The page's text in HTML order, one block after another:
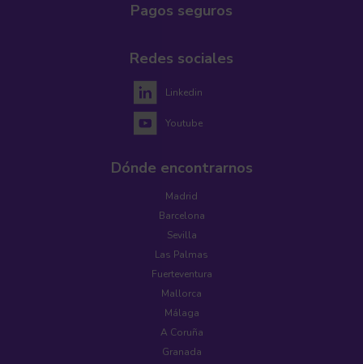
Pagos seguros
Redes sociales
Linkedin
Youtube
Dónde encontrarnos
Madrid
Barcelona
Sevilla
Las Palmas
Fuerteventura
Mallorca
Málaga
A Coruña
Granada